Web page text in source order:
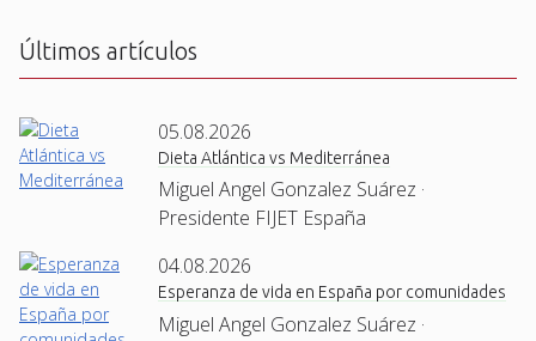
Últimos artículos
05.08.2026
Dieta Atlántica vs Mediterránea
Miguel Angel Gonzalez Suárez ·
Presidente FIJET España
04.08.2026
Esperanza de vida en España por comunidades
Miguel Angel Gonzalez Suárez ·